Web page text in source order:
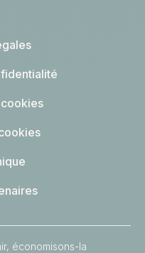
économisons-la